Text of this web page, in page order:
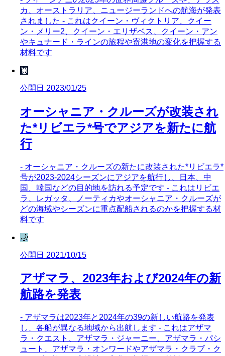
カ、オーストラリア、ニュージーランドへの航海が発表
されました - これはクイーン・ヴィクトリア、クイー
ン・メリー2、クイーン・エリザベス、クイーン・アン
やキュナード・ラインの旅程や寄港地の変化を把握する
材料です
🦞
公開日 2023/01/25
オーシャニア・クルーズが改装され
た*リビエラ*号でアジアを新たに航
行
- オーシャニア・クルーズの新たに改装された*リビエラ*
号が2023-2024シーズンにアジアを航行し、日本、中
国、韓国などの目的地を訪れる予定です - これはリビエ
ラ、レガッタ、ノーティカやオーシャニア・クルーズが
どの海域やシーズンに重点配船されるのかを把握する材
料です
🌙
公開日 2021/10/15
アザマラ、2023年および2024年の新
航路を発表
- アザマラは2023年と2024年の39の新しい航路を発表
し、各船が異なる地域から出航します - これはアザマ
ラ・クエスト、アザマラ・ジャーニー、アザマラ・パシ
ュート、アザマラ・オンワードやアザマラ・クラブ・ク